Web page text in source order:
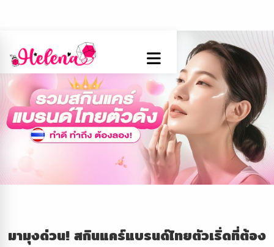
มามุงด่วน! สกินแคร์แบรนด์ไทยตัวเริ่ดที่ต้อง